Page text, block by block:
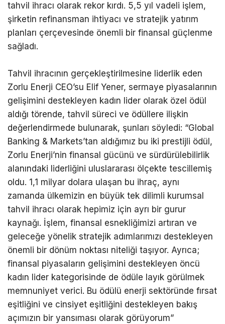
tahvil ihracı olarak rekor kırdı. 5,5 yıl vadeli işlem,
şirketin refinansman ihtiyacı ve stratejik yatırım
planları çerçevesinde önemli bir finansal güçlenme
sağladı.
Tahvil ihracının gerçekleştirilmesine liderlik eden
Zorlu Enerji CEO’su Elif Yener, sermaye piyasalarının
gelişimini destekleyen kadın lider olarak özel ödül
aldığı törende, tahvil süreci ve ödüllere ilişkin
değerlendirmede bulunarak, şunları söyledi: “Global
Banking & Markets’tan aldığımız bu iki prestijli ödül,
Zorlu Enerji’nin finansal gücünü ve sürdürülebilirlik
alanındaki liderliğini uluslararası ölçekte tescillemiş
oldu. 1,1 milyar dolara ulaşan bu ihraç, aynı
zamanda ülkemizin en büyük tek dilimli kurumsal
tahvil ihracı olarak hepimiz için ayrı bir gurur
kaynağı. İşlem, finansal esnekliğimizi artıran ve
geleceğe yönelik stratejik adımlarımızı destekleyen
önemli bir dönüm noktası niteliği taşıyor. Ayrıca;
finansal piyasaların gelişimini destekleyen öncü
kadın lider kategorisinde de ödüle layık görülmek
memnuniyet verici. Bu ödülü enerji sektöründe fırsat
eşitliğini ve cinsiyet eşitliğini destekleyen bakış
açımızın bir yansıması olarak görüyorum”